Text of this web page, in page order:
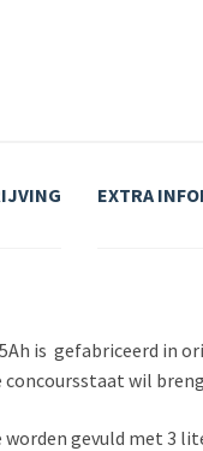
EXTRA
is gefabriceerd in
wil
worden gevuld met 3